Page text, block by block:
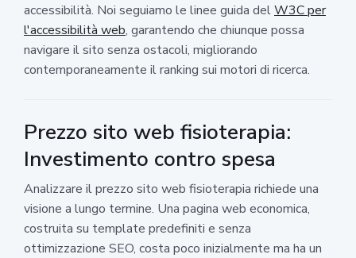
accessibilità. Noi seguiamo le linee guida delW3C per
l'accessibilità web, garantendo che chiunque possa
navigare il sito senza ostacoli, migliorando
contemporaneamente il ranking sui motori di ricerca.
Prezzo sito web fisioterapia:
Investimento contro spesa
Analizzare il prezzo sito web fisioterapia richiede una
visione a lungo termine. Una pagina web economica,
costruita su template predefiniti e senza
ottimizzazione SEO, costa poco inizialmente ma ha un